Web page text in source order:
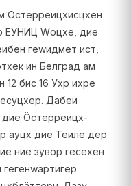
Öстерреицхисцхен
ЕУНИЦ Wоцхе, дие
геwидмет ист,
ин Белград ам
12 бис 16 Ухр ихре
Дабеи
Öстерреицх-
ауцх дие Теиле дер
ние зувор гесехен